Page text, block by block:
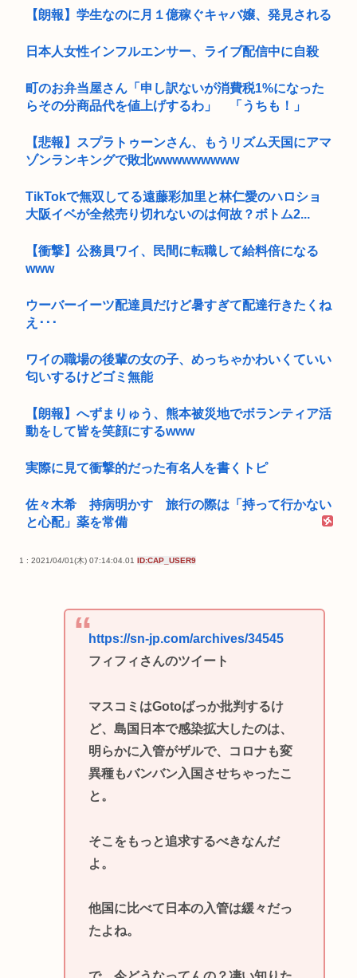
【朗報】学生なのに月１億稼ぐキャバ嬢、発見される
日本人女性インフルエンサー、ライブ配信中に自殺
町のお弁当屋さん「申し訳ないが消費税1%になった
らその分商品代を値上げするわ」 「うちも！」
【悲報】スプラトゥーンさん、もうリズム天国にアマ
ゾンランキングで敗北wwwwwwwww
TikTokで無双してる遠藤彩加里と林仁愛のハロショ
大阪イベが全然売り切れないのは何故？ボトム2...
【衝撃】公務員ワイ、民間に転職して給料倍になる
www
ウーバーイーツ配達員だけど暑すぎて配達行きたくね
え･･･
ワイの職場の後輩の女の子、めっちゃかわいくていい
匂いするけどゴミ無能
【朗報】へずまりゅう、熊本被災地でボランティア活
動をして皆を笑顔にするwww
実際に見て衝撃的だった有名人を書くトピ
佐々木希 持病明かす 旅行の際は「持って行かない
と心配」薬を常備
1 : 2021/04/01(木) 07:14:04.01 ID:CAP_USER9
https://sn-jp.com/archives/34545
フィフィさんのツイート
マスコミはGotoばっか批判するけ
ど、島国日本で感染拡大したのは、
明らかに入管がザルで、コロナも変
異種もバンバン入国させちゃったこ
と。
そこをもっと追求するべきなんだ
よ。
他国に比べて日本の入管は緩々だっ
たよね。